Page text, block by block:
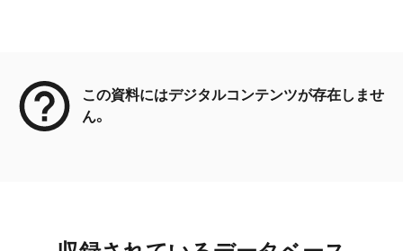
この資料にはデジタルコンテンツが存在しませ
ん。